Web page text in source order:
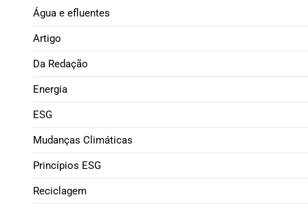
Água e efluentes
Artigo
Da Redação
Energia
ESG
Mudanças Climáticas
Princípios ESG
Reciclagem